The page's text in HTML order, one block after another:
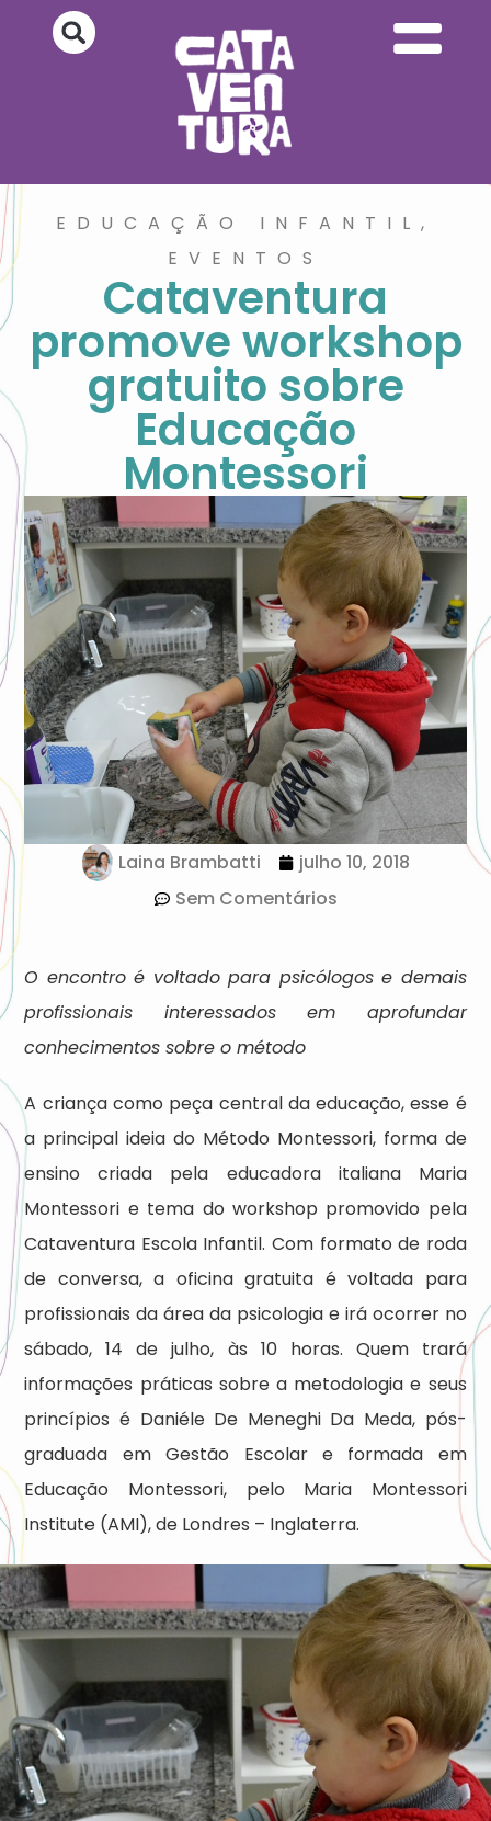
EDUCAÇÃO INFANTIL ,
EVENTOS
Cataventura
promove workshop
gratuito sobre
Educação
Montessori
Laina Brambatti
julho 10, 2018
Sem Comentários
O encontro é voltado para psicólogos e demais
profissionais interessados em aprofundar
conhecimentos sobre o método
A criança como peça central da educação, esse é
a principal ideia do Método Montessori, forma de
ensino criada pela educadora italiana Maria
Montessori e tema do workshop promovido pela
Cataventura Escola Infantil. Com formato de roda
de conversa, a oficina gratuita é voltada para
profissionais da área da psicologia e irá ocorrer no
sábado, 14 de julho, às 10 horas. Quem trará
informações práticas sobre a metodologia e seus
princípios é Daniéle De Meneghi Da Meda, pós-
graduada em Gestão Escolar e formada em
Educação Montessori, pelo Maria Montessori
Institute (AMI), de Londres – Inglaterra.